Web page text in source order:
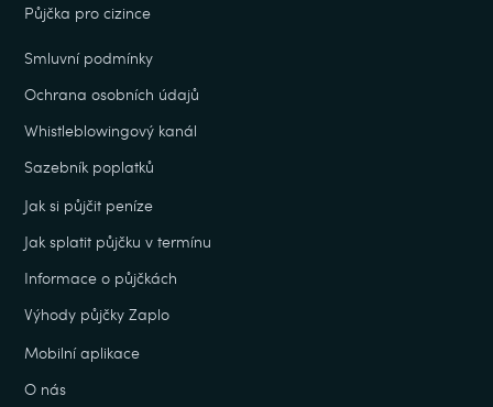
Půjčka pro cizince
Smluvní podmínky
Ochrana osobních údajů
Whistleblowingový kanál
Sazebník poplatků
Jak si půjčit peníze
Jak splatit půjčku v termínu
Informace o půjčkách
Výhody půjčky Zaplo
Mobilní aplikace
O nás